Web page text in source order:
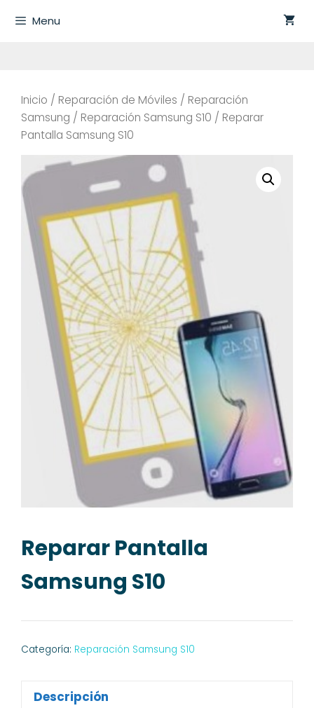
Menu
Inicio / Reparación de Móviles / Reparación
Samsung / Reparación Samsung S10 / Reparar
Pantalla Samsung S10
Reparar Pantalla
Samsung S10
Categoría: Reparación Samsung S10
Descripción